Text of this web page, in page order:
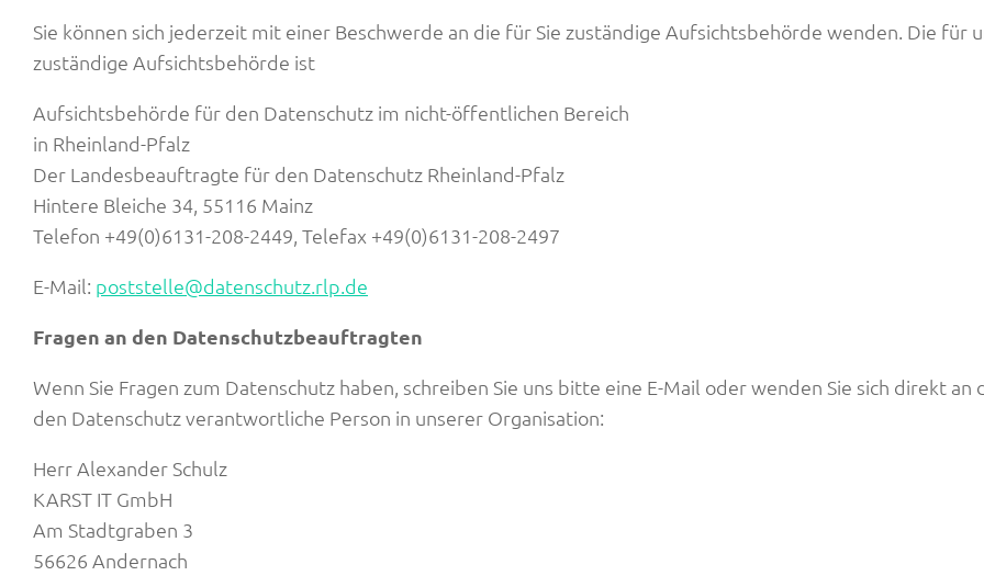
Sie können sich jederzeit mit einer Beschwerde an die für Sie zuständige Aufsichtsbehörde wenden. Die für
zuständige Aufsichtsbehörde ist
Aufsichtsbehörde für den Datenschutz im nicht-öffentlichen Bereich
in Rheinland-Pfalz
Der Landesbeauftragte für den Datenschutz Rheinland-Pfalz
Hintere Bleiche 34, 55116 Mainz
Telefon +49(0)6131-208-2449, Telefax +49(0)6131-208-2497
E-Mail: poststelle@datenschutz.rlp.de
Fragen an den Datenschutzbeauftragten
Wenn Sie Fragen zum Datenschutz haben, schreiben Sie uns bitte eine E-Mail oder wenden Sie sich direkt an
den Datenschutz verantwortliche Person in unserer Organisation:
Herr Alexander Schulz
KARST IT GmbH
Am Stadtgraben 3
56626 Andernach